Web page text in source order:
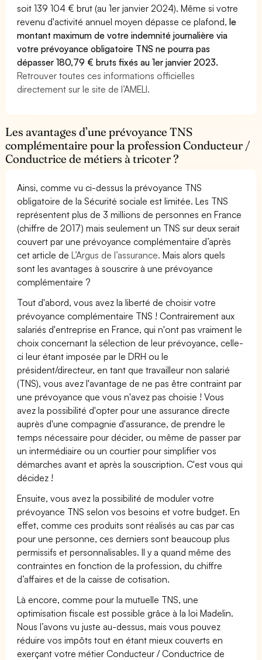
soit 139 104 € brut (au 1er janvier 2024). Même si votre
revenu d'activité annuel moyen dépasse ce plafond,le
montant maximum de votre indemnité journalière via
votre prévoyance obligatoire TNS ne pourra pas
dépasser 180,79 € bruts fixés au 1er janvier 2023.
Retrouver toutes ces informations officielles
directement sur le site de l’AMELI.
Les avantages d’une prévoyance TNS
complémentaire pour la profession Conducteur /
Conductrice de métiers à tricoter ?
Ainsi, comme vu ci-dessus la prévoyance TNS
obligatoire de la Sécurité sociale est limitée. Les TNS
représentent plus de 3 millions de personnes en France
(chiffre de 2017) mais seulement un TNS sur deux serait
couvert par une prévoyance complémentaire d’après
cet article deL’Argus de l’assurance. Mais alors quels
sont les avantages à souscrire à une prévoyance
complémentaire ?
Tout d'abord, vous avez la liberté de choisir votre
prévoyance complémentaire TNS ! Contrairement aux
salariés d'entreprise en France, qui n'ont pas vraiment le
choix concernant la sélection de leur prévoyance, celle-
ci leur étant imposée par le DRH ou le
président/directeur, en tant que travailleur non salarié
(TNS), vous avez l'avantage de ne pas être contraint par
une prévoyance que vous n'avez pas choisie ! Vous
avez la possibilité d'opter pour une assurance directe
auprès d'une compagnie d'assurance, de prendre le
temps nécessaire pour décider, ou même de passer par
un intermédiaire ou un courtier pour simplifier vos
démarches avant et après la souscription. C'est vous qui
décidez !
Ensuite, vous avez la possibilité de moduler votre
prévoyance TNS selon vos besoins et votre budget. En
effet, comme ces produits sont réalisés au cas par cas
pour une personne, ces derniers sont beaucoup plus
permissifs et personnalisables. Il y a quand même des
contraintes en fonction de la profession, du chiffre
d’affaires et de la caisse de cotisation.
Là encore, comme pour la mutuelle TNS, une
optimisation fiscale est possible grâce à la loi Madelin.
Nous l’avons vu juste au-dessus, mais vous pouvez
réduire vos impôts tout en étant mieux couverts en
exerçant votre métier Conducteur / Conductrice de